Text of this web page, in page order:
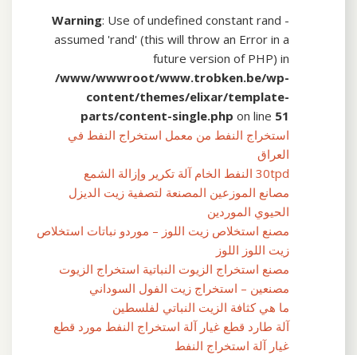
Warning: Use of undefined constant rand -
assumed 'rand' (this will throw an Error in a
future version of PHP) in
/www/wwwroot/www.trobken.be/wp-
content/themes/elixar/template-
parts/content-single.php on line 51
استخراج النفط من معمل استخراج النفط في
العراق
30tpd النفط الخام آلة تكرير وإزالة الشمع
مصانع الموزعين المصنعة لتصفية زيت الديزل
الحيوي الموردين
مصنع استخلاص زيت اللوز – موردو نباتات استخلاص
زيت اللوز اللوز
مصنع استخراج الزيوت النباتية استخراج الزيوت
مصنعين – استخراج زيت الفول السوداني
ما هي كثافة الزيت النباتي لفلسطين
آلة طارد قطع غيار آلة استخراج النفط مورد قطع
غيار آلة استخراج النفط